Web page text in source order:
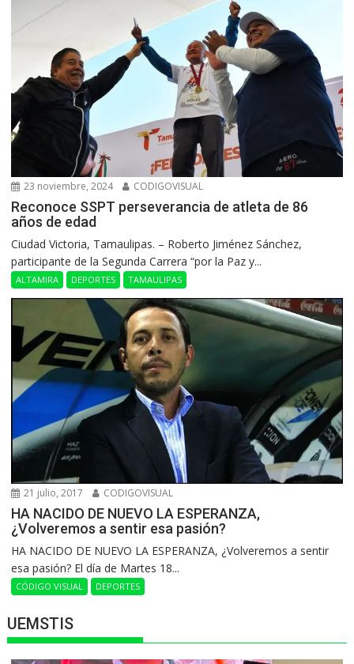
23 noviembre, 2024 CODIGOVISUAL
Reconoce SSPT perseverancia de atleta de 86
años de edad
Ciudad Victoria, Tamaulipas. – Roberto Jiménez Sánchez,
participante de la Segunda Carrera “por la Paz y...
ALTAMIRA DEPORTES TAMAULIPAS
21 julio, 2017 CODIGOVISUAL
HA NACIDO DE NUEVO LA ESPERANZA,
¿Volveremos a sentir esa pasión?
HA NACIDO DE NUEVO LA ESPERANZA, ¿Volveremos a sentir
esa pasión? El día de Martes 18...
CÓDIGO VISUAL DEPORTES
UEMSTIS